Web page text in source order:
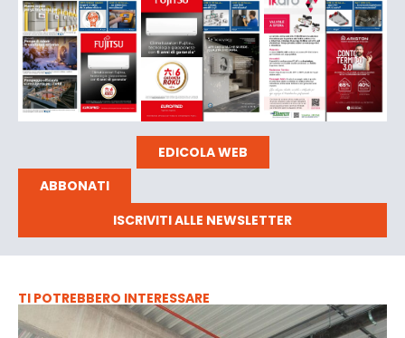
EDICOLA WEB
ABBONATI
ISCRIVITI ALLE NEWSLETTER
TI POTREBBERO INTERESSARE